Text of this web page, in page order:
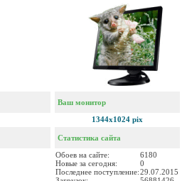
Ваш монитор
1344x1024 pix
Статистика сайта
Обоев на сайте:
6180
Новые за сегодня:
0
Последнее поступление:29.07.2015